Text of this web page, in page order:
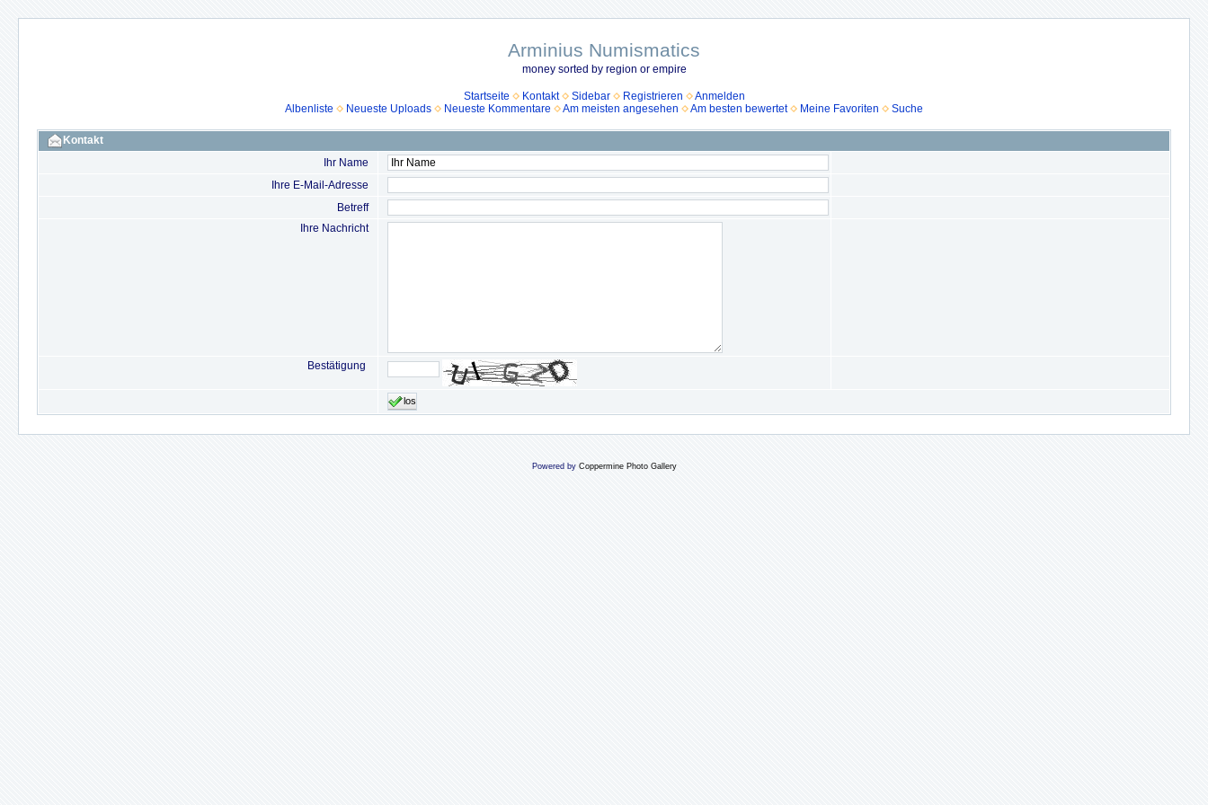
Arminius Numismatics
money sorted by region or empire
Startseite Kontakt Sidebar Registrieren
Anmelden
Albenliste
Neueste Uploads Neueste Kommentare Am meisten angesehen Am besten bewertet Meine Favoriten Suche
Kontakt
Ihr Name
Ihre E-Mail-Adresse
Betreff
Ihre Nachricht
Bestätigung
los
Powered by Coppermine Photo Gallery